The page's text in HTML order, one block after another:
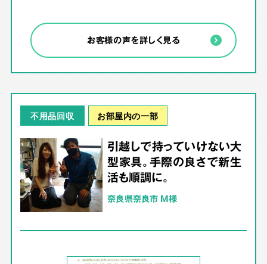
お客様の声を詳しく見る
不用品回収 お部屋内の一部
引越しで持っていけない大
型家具。手際の良さで新生
活も順調に。
奈良県奈良市 M様